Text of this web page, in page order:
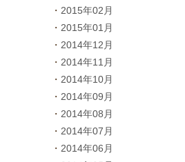
2015年02月
2015年01月
2014年12月
2014年11月
2014年10月
2014年09月
2014年08月
2014年07月
2014年06月